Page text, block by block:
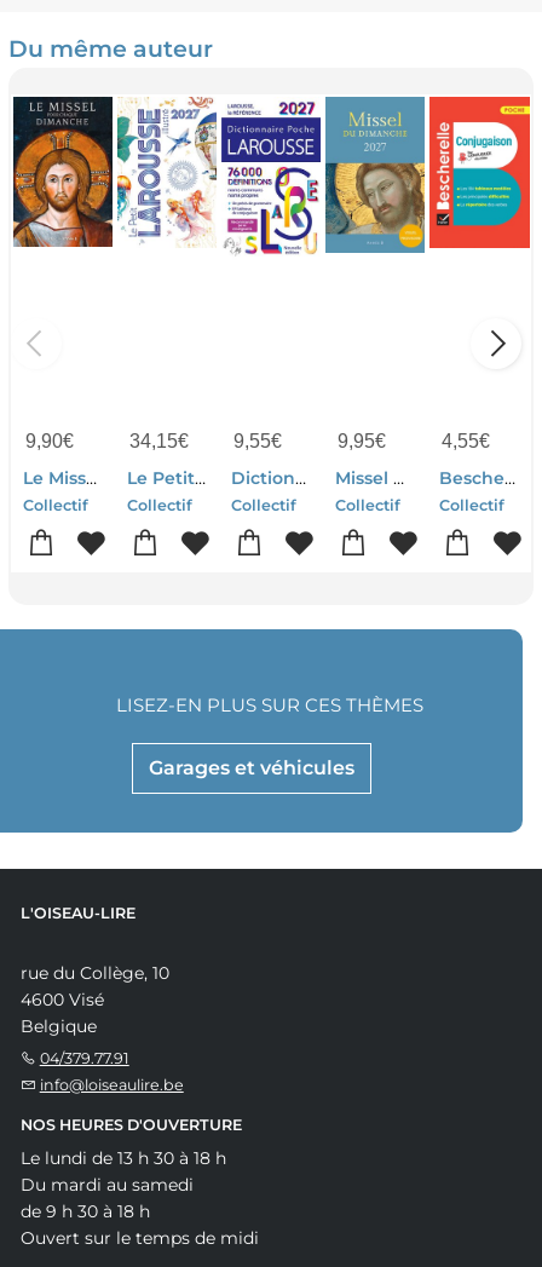
Du même auteur
9,90€
Le Missel Pour Chaque Dimanche (edition 2027)
Collectif
34,15€
Le Petit Larousse Illustre (edition 2027)
Collectif
9,55€
Dictionnaire Larousse Poche (edition 2027)
Collectif
9,95€
Missel Du Dimanche (edition 2027)
Collectif
4,55€
Bescherelle : Conjugaison
Collectif
Garages et véhicules
LISEZ-EN PLUS SUR CES THÈMES
L'OISEAU-LIRE
rue du Collège, 10
4600 Visé
Belgique
04/379.77.91
info@loiseaulire.be
NOS HEURES D'OUVERTURE
Le lundi de 13 h 30 à 18 h
Du mardi au samedi
de 9 h 30 à 18 h
Ouvert sur le temps de midi